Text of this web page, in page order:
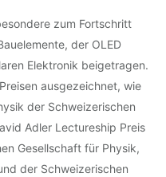
zum Fortschritt
der OLED
Elektronik beigetragen.
ausgezeichnet, wie
der Schweizerischen
Adler Lectureship Preis
Gesellschaft für Physik,
der Schweizerischen